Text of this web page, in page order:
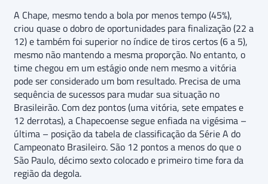
A Chape, mesmo tendo a bola por menos tempo (45%),
criou quase o dobro de oportunidades para finalização (22 a
12) e também foi superior no índice de tiros certos (6 a 5),
mesmo não mantendo a mesma proporção. No entanto, o
time chegou em um estágio onde nem mesmo a vitória
pode ser considerado um bom resultado. Precisa de uma
sequência de sucessos para mudar sua situação no
Brasileirão. Com dez pontos (uma vitória, sete empates e
12 derrotas), a Chapecoense segue enfiada na vigésima –
última – posição da tabela de classificação da Série A do
Campeonato Brasileiro. São 12 pontos a menos do que o
São Paulo, décimo sexto colocado e primeiro time fora da
região da degola.